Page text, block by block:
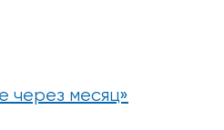
через месяц»